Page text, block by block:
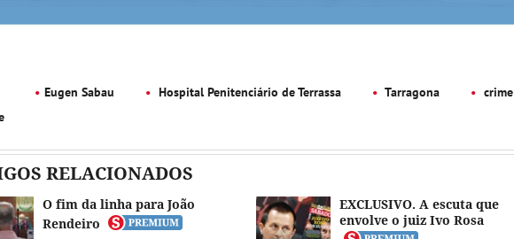
Eugen Sabau Hospital Penitenciário de Terrassa Tarragona crime
RELACIONADOS
O fim da linha para João
Rendeiro
EXCLUSIVO. A escuta que
envolve o juiz Ivo Rosa